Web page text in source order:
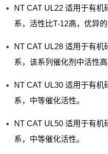
NT CAT UL22 适用于有机
系，活性比T-12高，优异的
NT CAT UL28 适用于有机
系，该系列催化剂中活性高
NT CAT UL30 适用于有机
系，中等催化活性。
NT CAT UL50 适用于有机
系，中等催化活性。